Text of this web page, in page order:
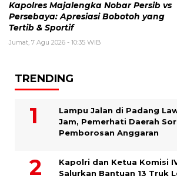
Kapolres Majalengka Nobar Persib vs
Persebaya: Apresiasi Bobotoh yang
Tertib & Sportif
Jumat, 7 Agu 2026 - 10:35 WIB
TRENDING
Lampu Jalan di Padang
Jam, Pemerhati Daerah
Pemborosan Anggaran
Kapolri dan Ketua Komisi
Salurkan Bantuan 13 Truk